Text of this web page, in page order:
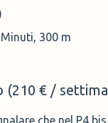
300 m
(210 € /
che nel P4